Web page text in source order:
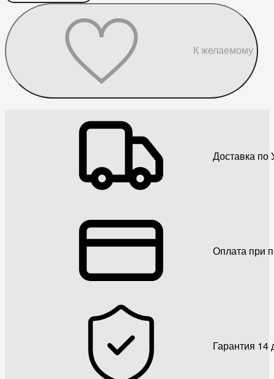
К желаемому
Доставка по
Оплата при
Гарантия 14